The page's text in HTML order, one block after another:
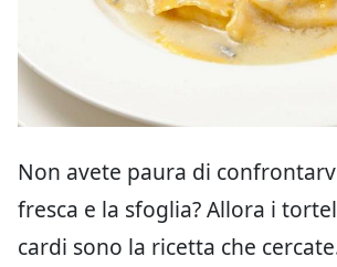
Non avete paura di
fresca e la sfoglia? Allora i
cardi sono la ricetta che